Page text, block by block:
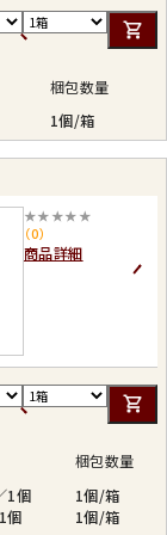
梱包数量
1個/箱
★★★★★
（0）
商品詳細
梱包数量
1個
1個/箱
個 1個/箱